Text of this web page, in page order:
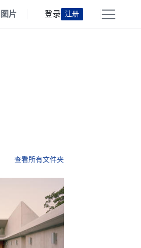
图片 登录 注册
查看所有文件夹